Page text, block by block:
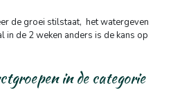
de groei stilstaat, het watergeven
in de 2 weken anders is de kans op
in de categorie